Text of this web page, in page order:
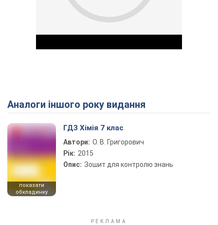
Play Video
Аналоги іншого року видання
показати
обкладинку
ГДЗ Хімія 7 клас
Автори: О. В. Григорович
Рік: 2015
Опис: Зошит для контролю знань